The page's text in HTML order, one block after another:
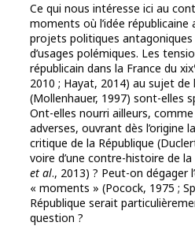
Ce qui nous intéresse ici au
moments où l’idée républicaine
projets politiques
d’usages polémiques. Les
républicain dans la France du xix
2010 ; Hayat, 2014) au sujet de
(Mollenhauer, 1997) sont-elles
Ont-elles nourri ailleurs,
adverses, ouvrant dès l’origine
critique de la République
voire d’une contre-histoire de
et al., 2013) ? Peut-on dégager
« moments » (Pocock, 1975 ;
République serait
question ?